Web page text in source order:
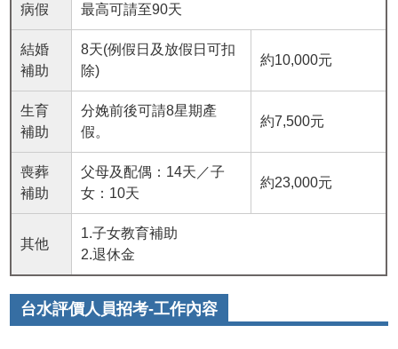
病假 最高可請至90天
結婚
補助
8天(例假日及放假日可扣
除)
約10,000元
生育
補助
分娩前後可請8星期產
假。
約7,500元
喪葬
補助
父母及配偶：14天／子
女：10天
約23,000元
其他
1.子女教育補助
2.退休金
台水評價人員招考-工作內容